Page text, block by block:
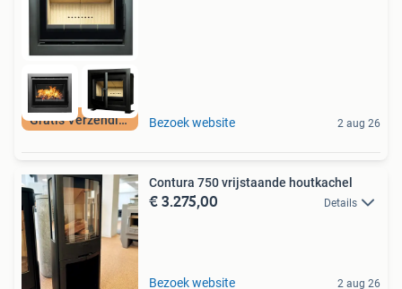
Gratis Verzending Bezoek website 2 aug 26
Contura 750 vrijstaande houtkachel
€ 3.275,00 Details
Bezoek website 2 aug 26